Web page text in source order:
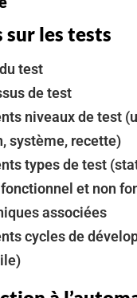
sur les tests
test
de test
niveaux de test
système, recette)
types de test
et non
associées
cycles de